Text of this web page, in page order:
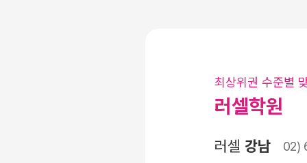
최상위권 수준별
러셀학원
러셀 강남 02)